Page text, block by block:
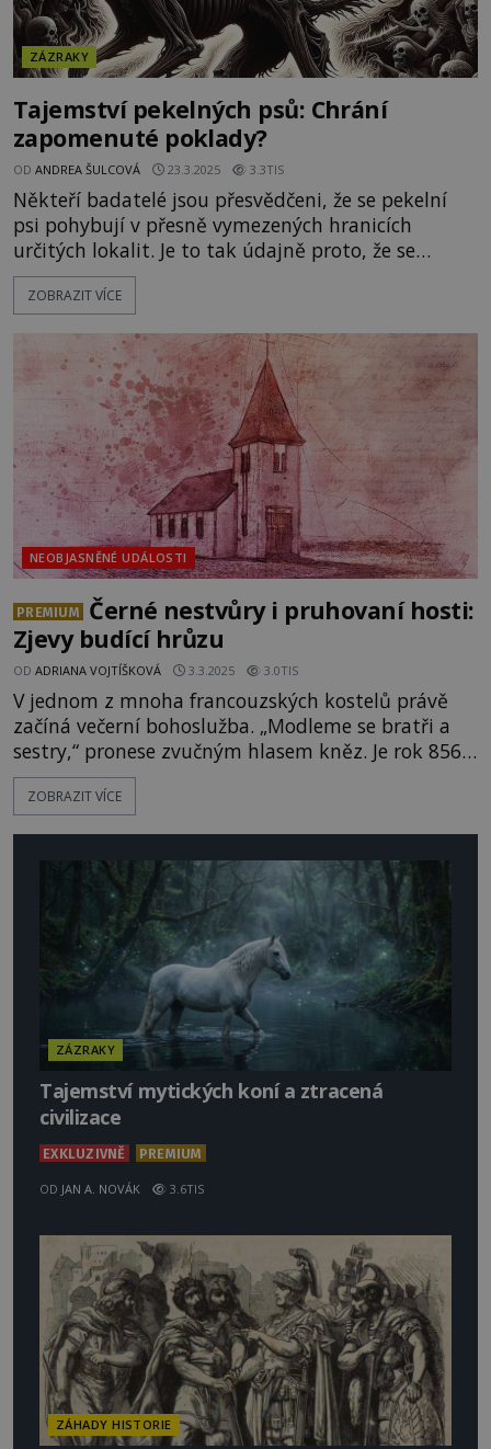
ZÁZRAKY
Tajemství pekelných psů: Chrání
zapomenuté poklady?
OD ANDREA ŠULCOVÁ 23.3.2025 3.3TIS
Někteří badatelé jsou přesvědčeni, že se pekelní
psi pohybují v přesně vymezených hranicích
určitých lokalit. Je to tak údajně proto, že se
na daných místech ukrývají vzácné poklady, které
ohnivá monstra ochraňují. „Nikdo je neviděl
teritoria se často nachází v okolí starobylých
zřícenin, megalitických staveb ne
ZOBRAZIT VÍCE
NEOBJASNĚNÉ UDÁLOSTI
PREMIUM
Černé nestvůry i pruhovaní hosti:
Zjevy budící hrůzu
OD ADRIANA VOJTÍŠKOVÁ 3.3.2025 3.0TIS
V jednom z mnoha francouzských kostelů právě
začíná večerní bohoslužba. „Modleme se bratři a
sestry,“ pronese zvučným hlasem kněz. Je rok 856
a věřící poslušně sklopí hlavy. Náhle se ale stane
něco šokujícího. Kostel totiž začne zahalovat
Pohlédnou na
ZOBRAZIT VÍCE
ZÁZRAKY
Tajemství mytických koní a ztracená
civilizace
EXKLUZIVNĚ PREMIUM
OD JAN A. NOVÁK 3.6TIS
ZÁHADY HISTORIE